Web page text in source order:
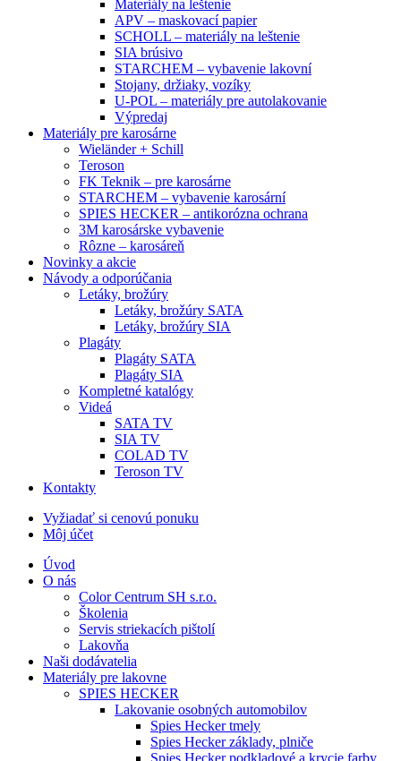
Materiály na leštenie
APV – maskovací papier
SCHOLL – materiály na leštenie
SIA brúsivo
STARCHEM – vybavenie lakovní
Stojany, držiaky, vozíky
U-POL – materiály pre autolakovanie
Výpredaj
Materiály pre karosárne
Wieländer + Schill
Teroson
FK Teknik – pre karosárne
STARCHEM – vybavenie karosární
SPIES HECKER – antikorózna ochrana
3M karosárske vybavenie
Rôzne – karosáreň
Novinky a akcie
Návody a odporúčania
Letáky, brožúry
Letáky, brožúry SATA
Letáky, brožúry SIA
Plagáty
Plagáty SATA
Plagáty SIA
Kompletné katalógy
Videá
SATA TV
SIA TV
COLAD TV
Teroson TV
Kontakty
Vyžiadať si cenovú ponuku
Môj účet
Úvod
O nás
Color Centrum SH s.r.o.
Školenia
Servis striekacích pištolí
Lakovňa
Naši dodávatelia
Materiály pre lakovne
SPIES HECKER
Lakovanie osobných automobilov
Spies Hecker tmely
Spies Hecker základy, plniče
Spies Hecker podkladové a krycie farby